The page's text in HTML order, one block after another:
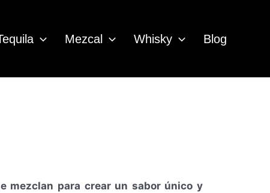
Mezcal Whisky Blog
mezclan para crear un sabor único y